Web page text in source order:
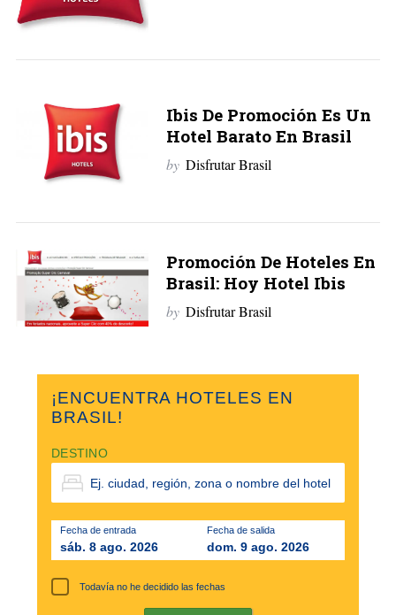
Ibis De Promoción Es Un
Hotel Barato En Brasil
by Disfrutar Brasil
Promoción De Hoteles En
Brasil: Hoy Hotel Ibis
by Disfrutar Brasil
¡ENCUENTRA HOTELES EN
BRASIL!
DESTINO
Fecha de entrada
sáb. 8 ago. 2026
Fecha de salida
dom. 9 ago. 2026
Todavía no he decidido las fechas